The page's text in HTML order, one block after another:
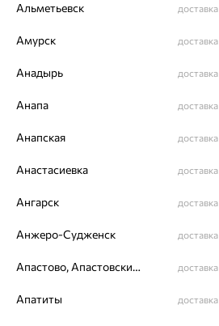
Наименование цвета вставки:
Черный
Характеристика вставки:
ЦВЕТ Черный
Доставка и оплата
Гарантия и возврат
Альметьевск доставка
Амурск доставка
Анадырь доставка
Анапа доставка
Анапская доставка
Анастасиевка доставка
Ангарск доставка
Анжеро-Судженск доставка
Апастово, Апастовский район доставка
Апатиты доставка